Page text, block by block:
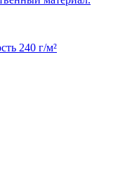
240 г/м²